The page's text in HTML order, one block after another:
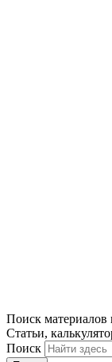
Поиск материалов
Статьи,
Поиск